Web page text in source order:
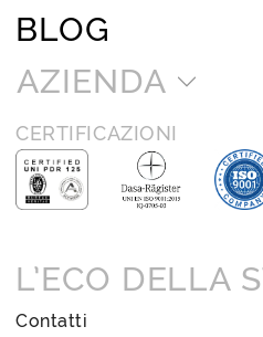
BLOG
AZIENDA
CERTIFICAZIONI
L’ECO DELLA
Contatti